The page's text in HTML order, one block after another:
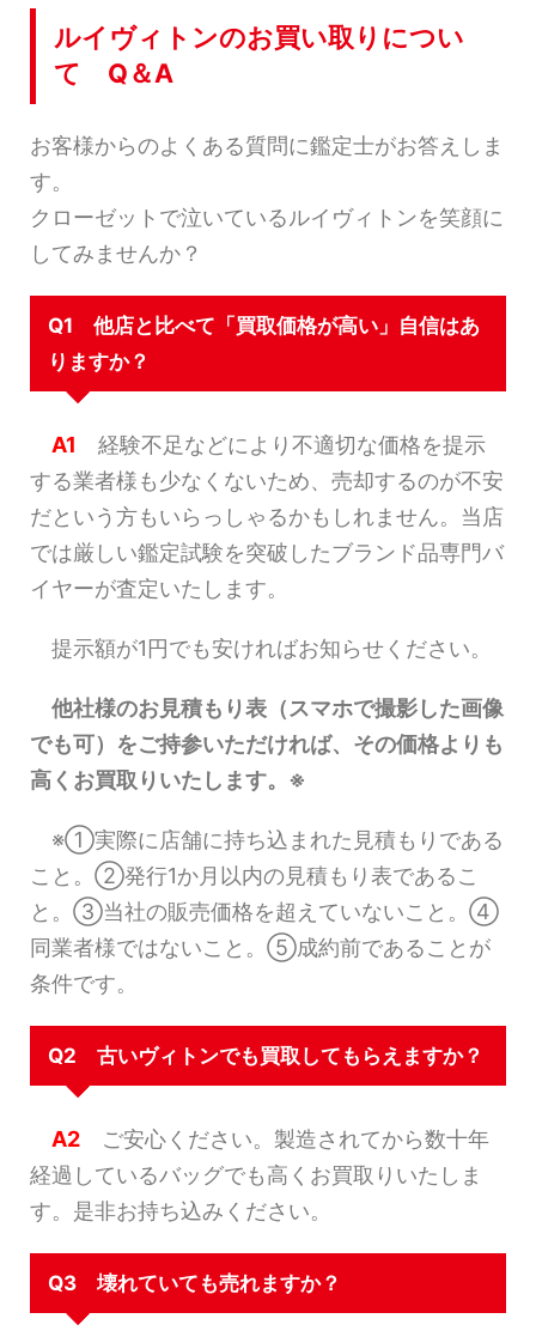
ルイヴィトンのお買い取りについ
て Q＆A
お客様からのよくある質問に鑑定士がお答えしま
す。
クローゼットで泣いているルイヴィトンを笑顔に
してみませんか？
Q1 他店と比べて「買取価格が高い」自信はあ
りますか？
A1 経験不足などにより不適切な価格を提示
する業者様も少なくないため、売却するのが不安
だという方もいらっしゃるかもしれません。当店
では厳しい鑑定試験を突破したブランド品専門バ
イヤーが査定いたします。
提示額が1円でも安ければお知らせください。
他社様のお見積もり表（スマホで撮影した画像
でも可）をご持参いただければ、その価格よりも
高くお買取りいたします。※
※①実際に店舗に持ち込まれた見積もりである
こと。②発行1か月以内の見積もり表であるこ
と。③当社の販売価格を超えていないこと。④
同業者様ではないこと。⑤成約前であることが
条件です。
Q2 古いヴィトンでも買取してもらえますか？
A2 ご安心ください。製造されてから数十年
経過しているバッグでも高くお買取りいたしま
す。是非お持ち込みください。
Q3 壊れていても売れますか？